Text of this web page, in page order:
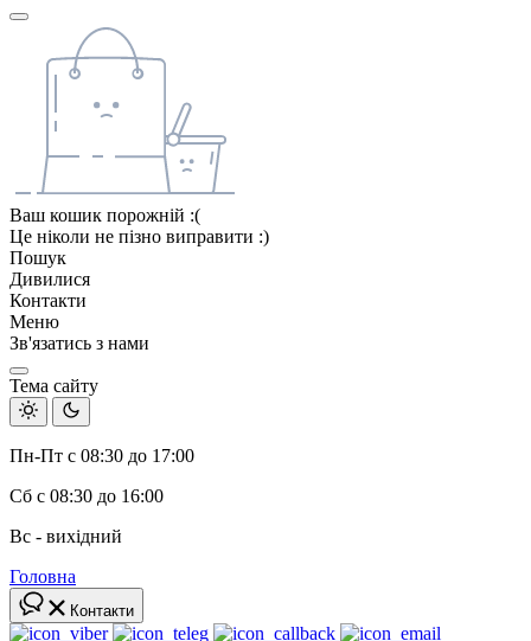
Ваш кошик порожній :(
Це ніколи не пізно виправити :)
Пошук
Дивилися
Контакти
Меню
Зв'язатись з нами
Тема сайту
Пн-Пт с 08:30 до 17:00
Сб с 08:30 до 16:00
Вс - вихідний
Головна
Контакти